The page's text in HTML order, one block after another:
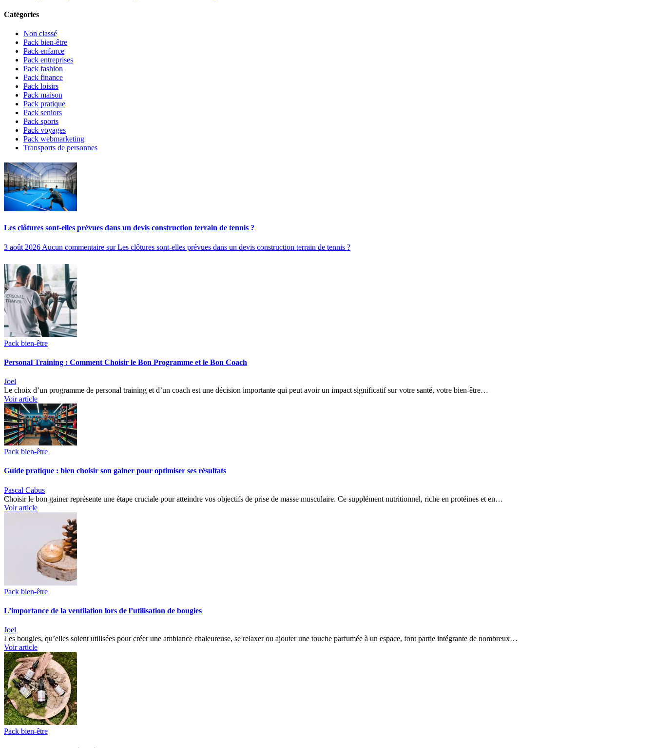
Catégories
Non classé
Pack bien-être
Pack enfance
Pack entreprises
Pack fashion
Pack finance
Pack loisirs
Pack maison
Pack pratique
Pack seniors
Pack sports
Pack voyages
Pack webmarketing
Transports de personnes
Les clôtures sont-elles prévues dans un devis construction terrain de tennis ?
3 août 2026 Aucun commentaire sur Les clôtures sont-elles prévues dans un devis construction terrain de tennis ?
Pack bien-être
Personal Training : Comment Choisir le Bon Programme et le Bon Coach
Joel
Le choix d’un programme de personal training et d’un coach est une décision importante qui peut avoir un impact significatif sur votre santé, votre bien-être…
Voir article
Pack bien-être
Guide pratique : bien choisir son gainer pour optimiser ses résultats
Pascal Cabus
Choisir le bon gainer représente une étape cruciale pour atteindre vos objectifs de prise de masse musculaire. Ce supplément nutritionnel, riche en protéines et en…
Voir article
Pack bien-être
L’importance de la ventilation lors de l’utilisation de bougies
Joel
Les bougies, qu’elles soient utilisées pour créer une ambiance chaleureuse, se relaxer ou ajouter une touche parfumée à un espace, font partie intégrante de nombreux…
Voir article
Pack bien-être